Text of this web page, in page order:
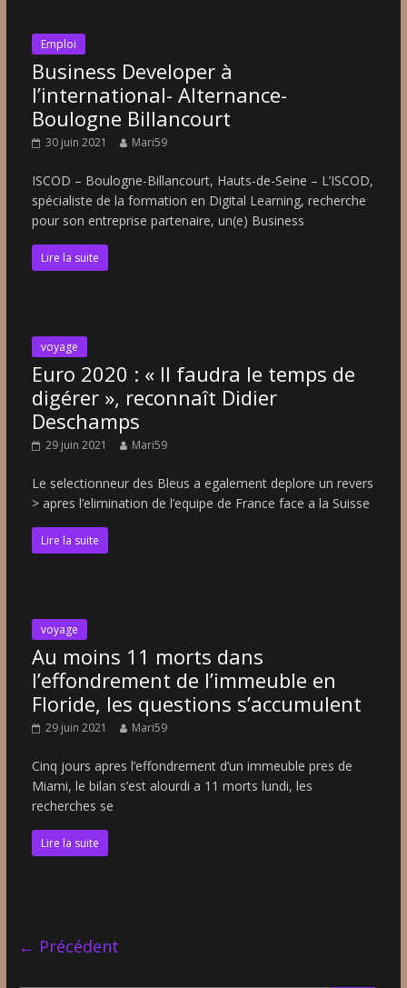
Emploi
Business Developer à
l’international- Alternance-
Boulogne Billancourt
30 juin 2021 Mari59
ISCOD – Boulogne-Billancourt, Hauts-de-Seine – L’ISCOD,
spécialiste de la formation en Digital Learning, recherche
pour son entreprise partenaire, un(e) Business
Lire la suite
voyage
Euro 2020 : « Il faudra le temps de
digérer », reconnaît Didier
Deschamps
29 juin 2021 Mari59
Le selectionneur des Bleus a egalement deplore un revers
> apres l’elimination de l’equipe de France face a la Suisse
Lire la suite
voyage
Au moins 11 morts dans
l’effondrement de l’immeuble en
Floride, les questions s’accumulent
29 juin 2021 Mari59
Cinq jours apres l’effondrement d’un immeuble pres de
Miami, le bilan s’est alourdi a 11 morts lundi, les
recherches se
Lire la suite
← Précédent